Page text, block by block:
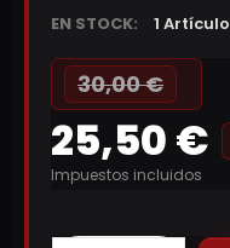
EN STOCK:
1 Artículo
30,00 €
25,50 €
Impuestos incluidos